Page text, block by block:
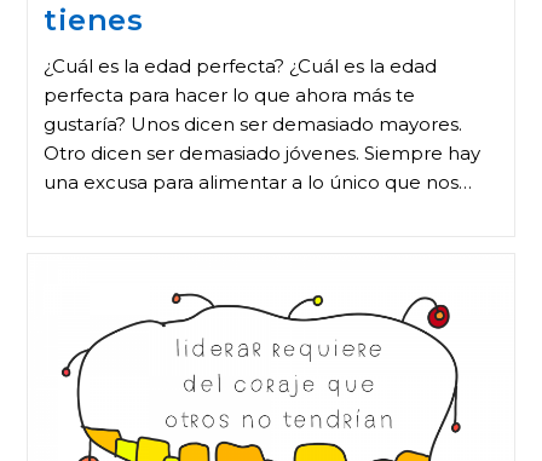
tienes
¿Cuál es la edad perfecta? ¿Cuál es la edad
perfecta para hacer lo que ahora más te
gustaría? Unos dicen ser demasiado mayores.
Otro dicen ser demasiado jóvenes. Siempre hay
una excusa para alimentar a lo único que nos…